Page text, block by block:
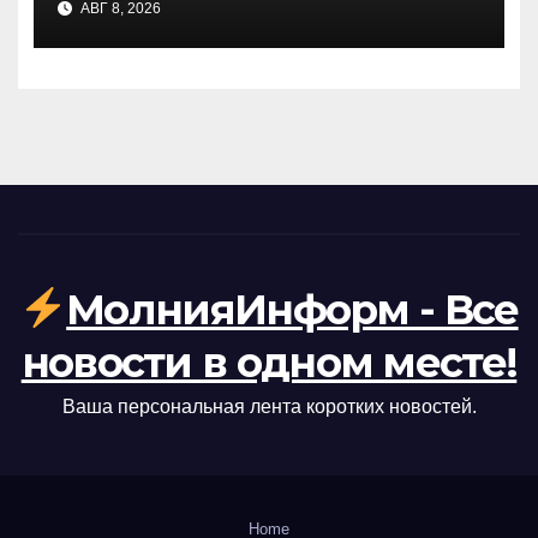
блокады Ирана: заявление
CENTCOM
АВГ 8, 2026
МолнияИнформ - Все
новости в одном месте!
Ваша персональная лента коротких новостей.
Home